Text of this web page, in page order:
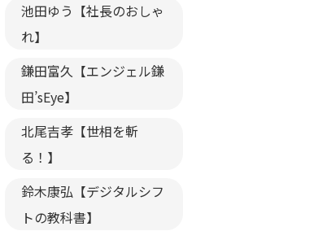
池田ゆう【社長のおしゃ
れ】
鎌田富久【エンジェル鎌
田’sEye】
北尾吉孝【世相を斬
る！】
鈴木康弘【デジタルシフ
トの教科書】